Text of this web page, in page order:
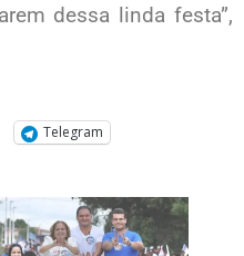
dessa linda festa”,
Telegram